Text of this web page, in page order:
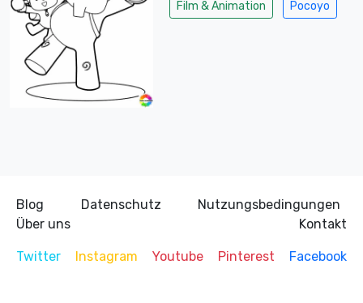
Film & Animation Pocoyo
Blog Datenschutz
Nutzungsbedingungen
Über uns
Kontakt
Twitter Instagram Youtube Pinterest Facebook